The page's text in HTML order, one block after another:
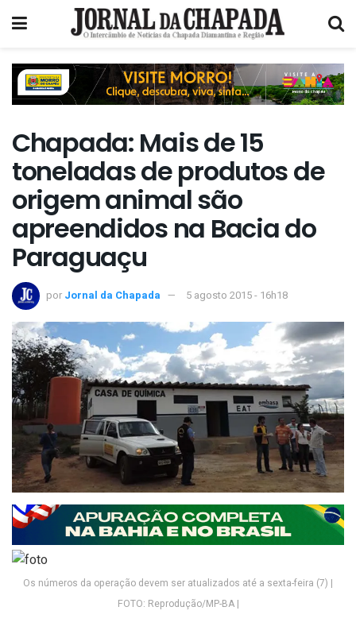
Chapada: Mais de 15
toneladas de produtos de
origem animal são
apreendidos na Bacia do
Paraguaçu
por Jornal da Chapada 5 agosto 2015 - 16h18
Os números da operação devem ser atualizados até a sexta-feira (7) |
FOTO: Reprodução/MP-BA |